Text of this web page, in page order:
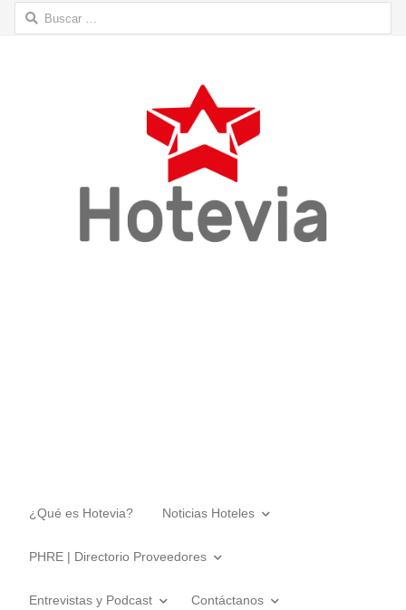
Buscar:
¿Qué es Hotevia? Noticias Hoteles
PHRE | Directorio Proveedores
Entrevistas y Podcast Contáctanos